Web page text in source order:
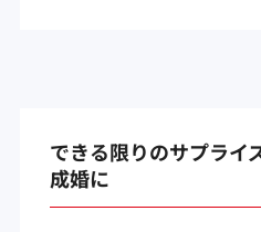
できる限りのサプライ
成婚に